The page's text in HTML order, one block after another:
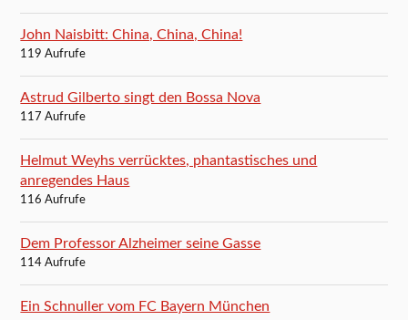
John Naisbitt: China, China, China!
119 Aufrufe
Astrud Gilberto singt den Bossa Nova
117 Aufrufe
Helmut Weyhs verrücktes, phantastisches und
anregendes Haus
116 Aufrufe
Dem Professor Alzheimer seine Gasse
114 Aufrufe
Ein Schnuller vom FC Bayern München